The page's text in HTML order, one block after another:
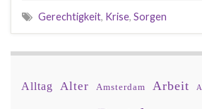
Gerechtigkeit, Krise, Sorgen
Alltag Alter Amsterdam Arbeit